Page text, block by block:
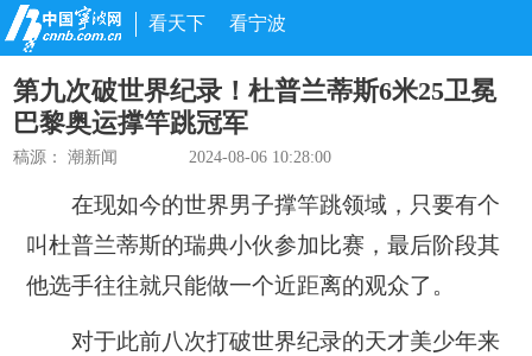
看天下 看宁波
第九次破世界纪录！杜普兰蒂斯6米25卫冕
巴黎奥运撑竿跳冠军
稿源：潮新闻 2024-08-06 10:28:00
在现如今的世界男子撑竿跳领域，只要有个
叫杜普兰蒂斯的瑞典小伙参加比赛，最后阶段其
他选手往往就只能做一个近距离的观众了。
对于此前八次打破世界纪录的天才美少年来